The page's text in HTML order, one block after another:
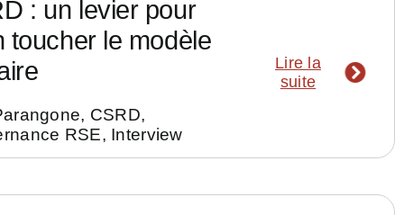
: un levier pour
toucher le modèle
, CSRD,
RSE, Interview
Lire la
suite